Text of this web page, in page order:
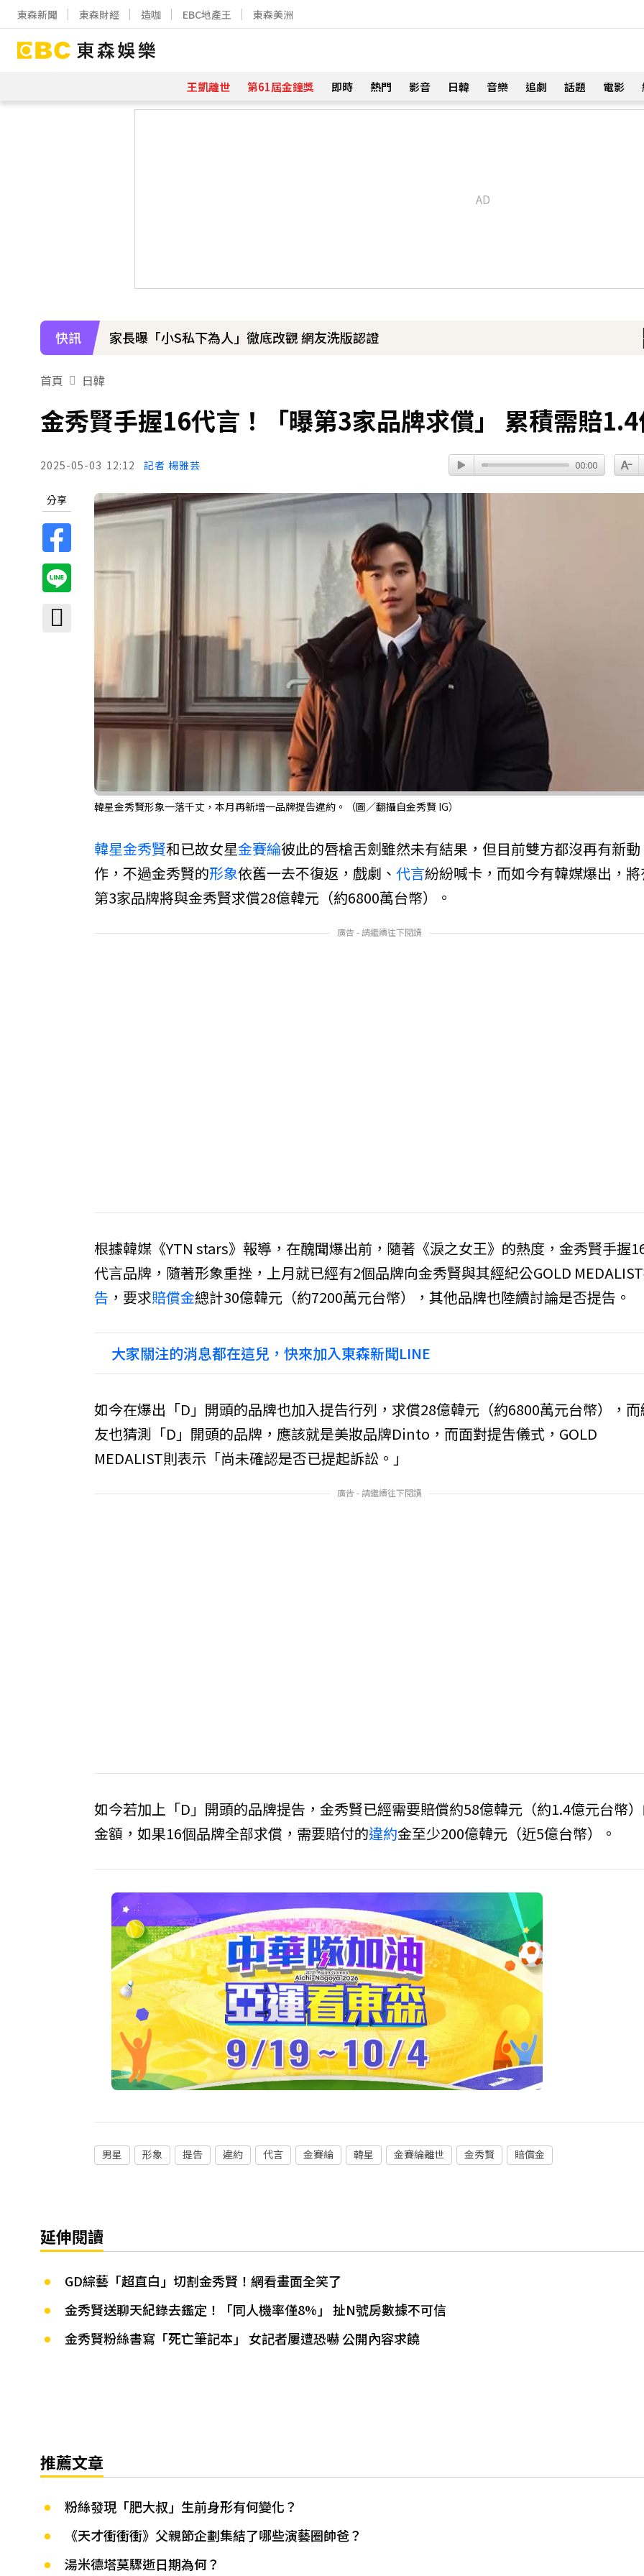
東森新聞 東森財經 造咖 EBC地產王 東森美洲
王凱離世 第61屆金鐘獎 即時 熱門 影音 日韓 音樂 追劇 話題 電影
快訊
下載東森App，隨時掌握天下大小事！
首頁 日韓
金秀賢手握16代言！「曝第3家品牌求償」 累積需賠
2025-05-03 12:12 記者 楊雅芸 00:00
分享
韓星金秀賢形象一落千丈，本月再新增一品牌提告違約。（圖／翻攝自金秀賢 IG）
韓星金秀賢和已故女星金賽綸彼此的唇槍舌劍雖然未有結果，但目前雙方都沒再有新動
作，不過金秀賢的形象依舊一去不復返，戲劇、 代言紛紛喊卡，而如今有韓媒爆出，
第3家品牌將與金秀賢求償28億韓元（約6800萬台幣）。
廣告 - 請繼續往下閱讀
根據韓媒《YTN stars》報導，在醜聞爆出前，隨著《淚之女王》的熱度，金秀賢手握
代言品牌，隨著形象重挫，上月就已經有2個品牌向金秀賢與其經紀公GOLD MEDALIST
告 ，要求賠償金總計30億韓元（約7200萬元台幣），其他品牌也陸續討論是否提告。
大家關注的消息都在這兒，快來加入東森新聞LINE
如今在爆出「D」開頭的品牌也加入提告行列，求償28億韓元（約6800萬元台幣），
友也猜測「D」開頭的品牌，應該就是美妝品牌Dinto，而面對提吿儀式，GOLD
MEDALIST則表示「尚未確認是否已提起訴訟。」
廣告 - 請繼續往下閱讀
如今若加上「D」開頭的品牌提告，金秀賢已經需要賠償約58億韓元（約1.4億元台幣
金額，如果16個品牌全部求償，需要賠付的違約金至少200億韓元（近5億台幣）。
男星 形象 提告 違約 代言 金賽綸 韓星 金賽綸離世 金秀賢 賠償金
延伸閱讀
GD綜藝「超直白」切割金秀賢！網看畫面全笑了
金秀賢送聊天紀錄去鑑定！「同人機率僅8%」 扯N號房數據不可信
金秀賢粉絲書寫「死亡筆記本」 女記者屢遭恐嚇 公開內容求饒
推薦文章
粉絲發現「肥大叔」生前身形有何變化？
《天才衝衝衝》父親節企劃集結了哪些演藝圈帥爸？
湯米德塔莫驟逝日期為何？